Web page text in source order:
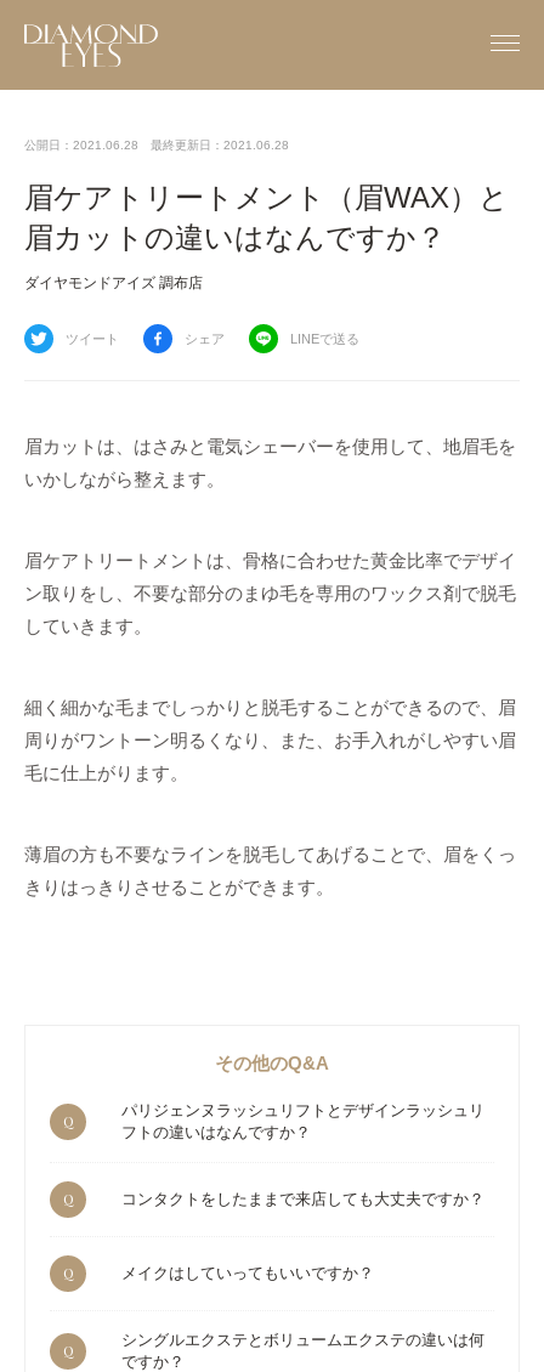
公開日：2021.06.28 最終更新日：2021.06.28
眉ケアトリートメント（眉WAX）と
眉カットの違いはなんですか？
ダイヤモンドアイズ 調布店
ツイート シェア LINEで送る
眉カットは、はさみと電気シェーバーを使用して、地眉毛を
いかしながら整えます。
眉ケアトリートメントは、骨格に合わせた黄金比率でデザイ
ン取りをし、不要な部分のまゆ毛を専用のワックス剤で脱毛
していきます。
細く細かな毛までしっかりと脱毛することができるので、眉
周りがワントーン明るくなり、また、お手入れがしやすい眉
毛に仕上がります。
薄眉の方も不要なラインを脱毛してあげることで、眉をくっ
きりはっきりさせることができます。
その他のQ&A
Q
パリジェンヌラッシュリフトとデザインラッシュリ
フトの違いはなんですか？
Q コンタクトをしたままで来店しても大丈夫ですか？
Q メイクはしていってもいいですか？
Q
シングルエクステとボリュームエクステの違いは何
ですか？